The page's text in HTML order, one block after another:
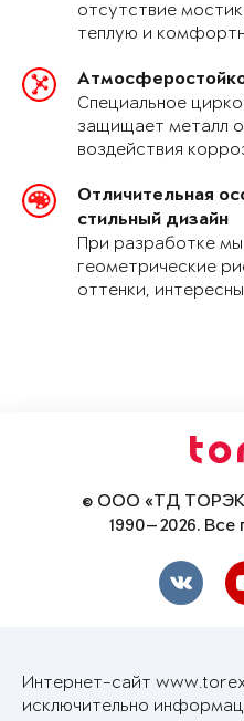
отсутствие
теплую и
Специальное
защищает металл
воздействия
Отличительная
стильный дизайн
При разработке
геометрические
оттенки,
© ООО «ТД
1990—2026.
Интернет-сайт
исключительно